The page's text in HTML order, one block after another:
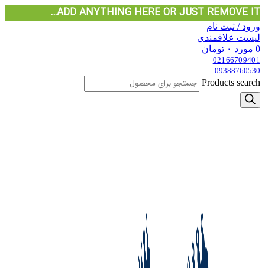
ADD ANYTHING HERE OR JUST REMOVE IT…
ورود / ثبت نام
لیست علاقمندی
0 مورد ۰ تومان
02166709401
09388760530
Products search